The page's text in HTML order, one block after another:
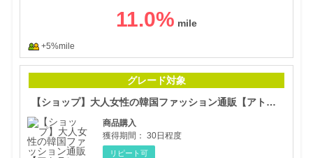
11.0%
+5%mile
グレード対象
【ショップ】大人女性の韓国ファッション通販【アトランス】
商品購入
獲得期間： 30日程度
リピート可